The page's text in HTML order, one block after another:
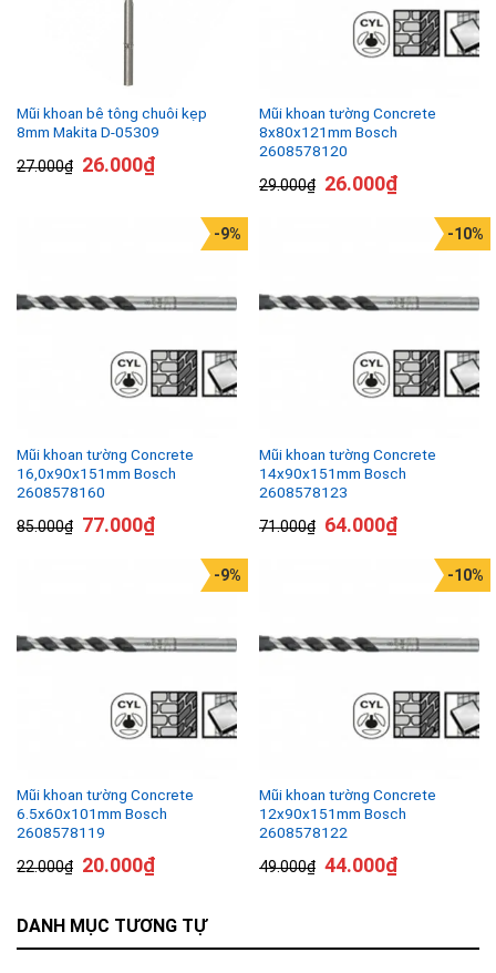
Mũi khoan bê tông chuôi kẹp
8mm Makita D-05309
27.000₫ 26.000₫
Mũi khoan tường Concrete
8x80x121mm Bosch
2608578120
29.000₫ 26.000₫
Mũi khoan tường Concrete
16,0x90x151mm Bosch
2608578160
85.000₫
-9%
77.000₫
Mũi khoan tường Concrete
14x90x151mm Bosch
2608578123
71.000₫
-10%
64.000₫
Mũi khoan tường Concrete
6.5x60x101mm Bosch
2608578119
22.000₫
-9%
20.000₫
Mũi khoan tường Concrete
12x90x151mm Bosch
2608578122
49.000₫
-10%
44.000₫
DANH MỤC TƯƠNG TỰ